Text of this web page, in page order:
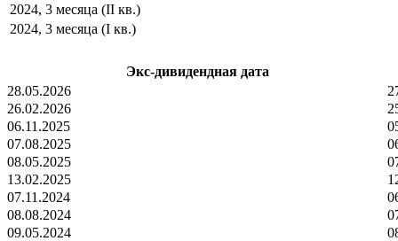
2024, 3 месяца (II кв.)
2024, 3 месяца (I кв.)
Экс-дивидендная дата
28.05.2026
26.02.2026
06.11.2025
07.08.2025
08.05.2025
13.02.2025
07.11.2024
08.08.2024
09.05.2024